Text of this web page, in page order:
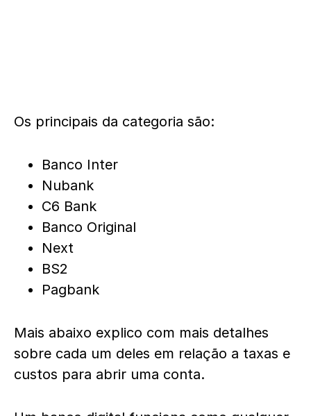
Os principais da categoria são:
Banco Inter
Nubank
C6 Bank
Banco Original
Next
BS2
Pagbank
Mais abaixo explico com mais detalhes
sobre cada um deles em relação a taxas e
custos para abrir uma conta.